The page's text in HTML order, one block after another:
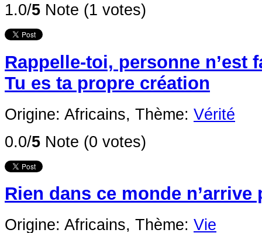
1.0/5 Note (1 votes)
Rappelle-toi, personne n’est
Tu es ta propre création
Origine: Africains, Thème: Vérité
0.0/5 Note (0 votes)
Rien dans ce monde n’arrive
Origine: Africains, Thème: Vie